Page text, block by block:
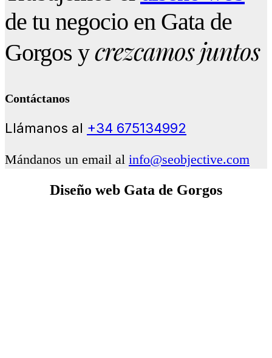
de tu negocio en Gata de
Gorgos ycrezcamos juntos
Contáctanos
Llámanos al +34 675134992
Mándanos un email al info@seobjective.com
Diseño web Gata de Gorgos